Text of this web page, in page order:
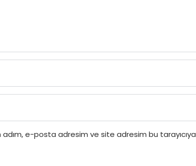
adım, e-posta adresim ve site adresim bu tarayıcıya